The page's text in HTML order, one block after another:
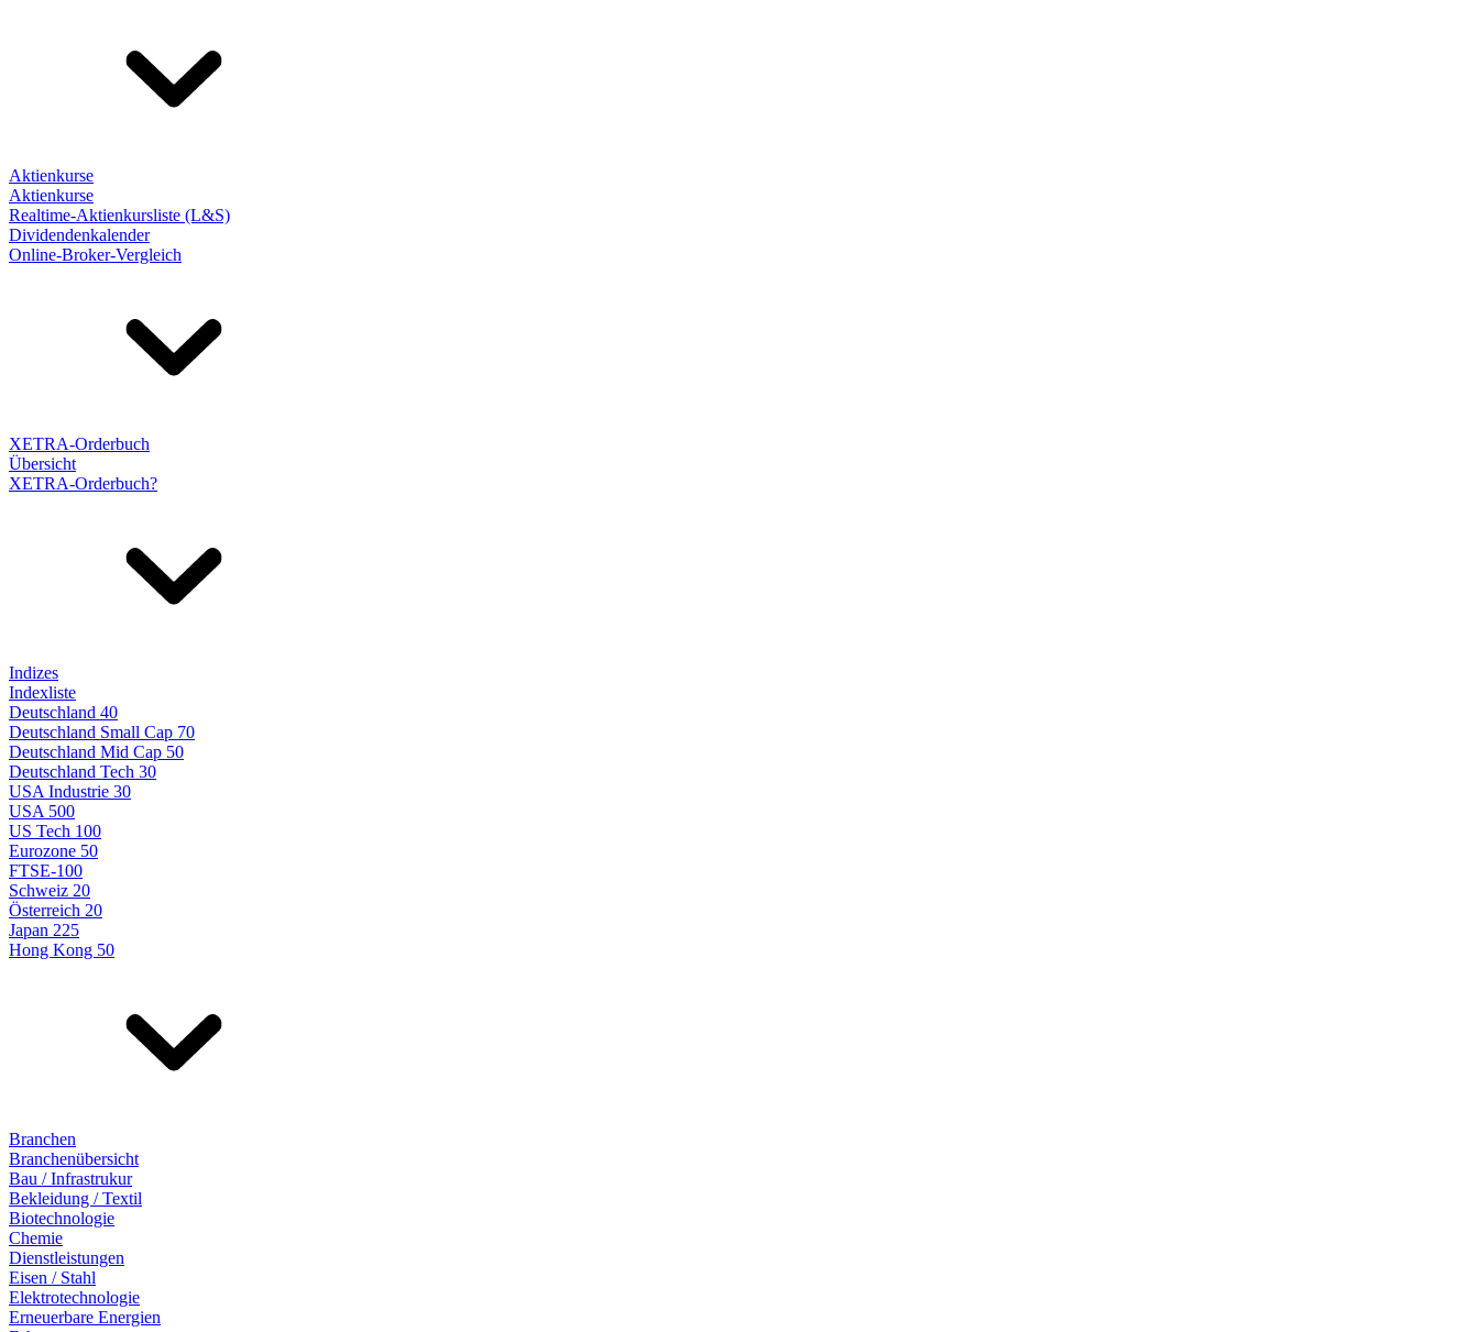
Aktienkurse
Aktienkurse
Realtime-Aktienkursliste (L&S)
Dividendenkalender
Online-Broker-Vergleich
XETRA-Orderbuch
Übersicht
XETRA-Orderbuch?
Indizes
Indexliste
Deutschland 40
Deutschland Small Cap 70
Deutschland Mid Cap 50
Deutschland Tech 30
USA Industrie 30
USA 500
US Tech 100
Eurozone 50
FTSE-100
Schweiz 20
Österreich 20
Japan 225
Hong Kong 50
Branchen
Branchenübersicht
Bau / Infrastrukur
Bekleidung / Textil
Biotechnologie
Chemie
Dienstleistungen
Eisen / Stahl
Elektrotechnologie
Erneuerbare Energien